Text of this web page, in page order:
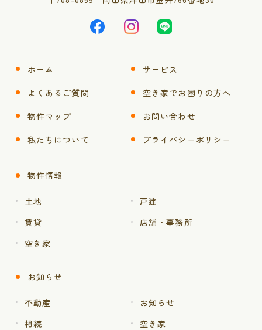
ホーム
サービス
よくあるご質問
空き家でお困りの方へ
物件マップ
お問い合わせ
私たちについて
プライバシーポリシー
物件情報
土地
戸建
賃貸
店舗・事務所
空き家
お知らせ
不動産
お知らせ
相続
空き家